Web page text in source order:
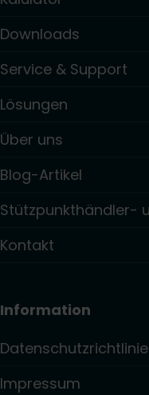
Downloads
Service & Support
Lösungen
Über uns
Blog-Artikel
Stützpunkthändler-
Kontakt
Information
Impressum